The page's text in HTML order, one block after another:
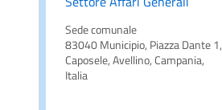
Sede comunale
83040 Municipio, Piazza Dante 1,
Caposele, Avellino, Campania,
Italia